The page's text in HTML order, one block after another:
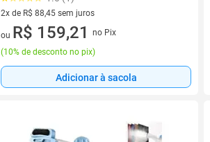
2x de R$ 88,45 sem juros
2 vez de R$ 88,45 sem juros
ou R$ 159,21
no Pix
(10% de desconto no pix)
Adicionar à sacola